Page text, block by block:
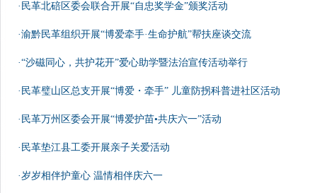
·民革北碚区委会联合开展“自忠奖学金”颁奖活动
·渝黔民革组织开展“博爱牵手·生命护航”帮扶座谈交流
·“沙磁同心，共护花开”爱心助学暨法治宣传活动举行
·民革璧山区总支开展“博爱・牵手” 儿童防拐科普进社区活动
·民革万州区委会开展“博爱护苗•共庆六一”活动
·民革垫江县工委开展亲子关爱活动
·岁岁相伴护童心 温情相伴庆六一